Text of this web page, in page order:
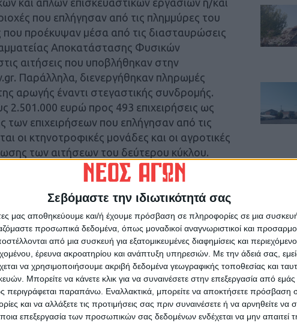
Σεβόμαστε την ιδιωτικότητά σας
μας αποθηκεύουμε και/ή έχουμε πρόσβαση σε πληροφορίες σε μια
προσωπικά δεδομένα, όπως μοναδικοί αναγνωριστικοί και
από μια συσκευή για εξατομικευμένες διαφημίσεις και
έρευνα ακροατηρίου και ανάπτυξη υπηρεσιών. Με την άδειά σας,
να χρησιμοποιήσουμε ακριβή δεδομένα γεωγραφικής τοποθεσίας και
Μπορείτε να κάνετε κλικ για να συναινέσετε στην επεξεργασία από εμάς
περιγράφεται παραπάνω. Εναλλακτικά, μπορείτε να αποκτήσετε πρόσβαση
και να αλλάξετε τις προτιμήσεις σας πριν συναινέσετε ή να αρνηθείτε να
επεξεργασία των προσωπικών σας δεδομένων ενδέχεται να μην απαιτεί
που επλήγησαν από τις πλημμύρες του
που προέκυψαν μέσα από τις διασταυρώσεις
Αποκατάστασης Φυσικών
αιτήσεις που υποβλήθηκαν στην
Παράλληλα, διενεργήθηκαν πληρωμές
αρωγής έναντι στεγαστικής συνδρομής.
2.501.000 ευρώ προς 493 επιχειρήσεις ως
των επιχειρήσεων που επλήγησαν από τις
οι κτηνοτροφικές μονάδες και οι αγροτικές
των αιτήσεων του δεύτερου κύκλου.
του πρώτου και του δεύτερου
173.826.118,42 ευρώ προς 48.841
αγροτικών εκμεταλλεύσεων και
από το πρωτόγνωρο πλημμυρικό
και άλλες περιοχές.
που υπεβλήθησαν, στο πλαίσιο του
στην πλατφόρμα της πρώτης αρωγής,
τις επόμενες ημέρες νέες καταβολές.